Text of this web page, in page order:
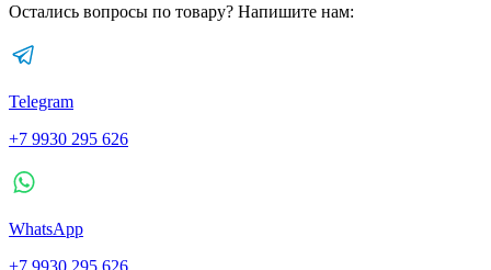
Остались вопросы по товару? Напишите нам:
Telegram
+7 9930 295 626
WhatsApp
+7 9930 295 626